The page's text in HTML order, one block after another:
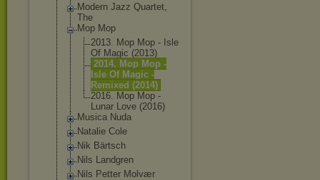
Modern Jazz Quartet,
The
Mop Mop
2013. Mop Mop - Isle
Of Magic (2013)
2014. Mop Mop -
Isle Of Magic -
Remixed (2014)
2016. Mop Mop -
Lunar Love (2016)
Musica Nuda
Natalie Cole
Nik Bärtsch
Nils Landgren
Nils Petter Molvær